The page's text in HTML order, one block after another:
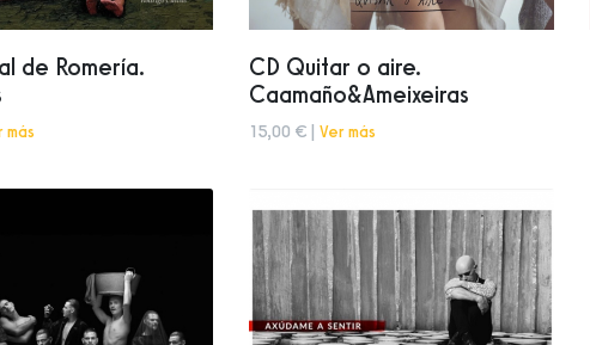
de Romería.
más
CD Quitar o aire.
Caamaño&Ameixeiras
15,00 € | Ver más